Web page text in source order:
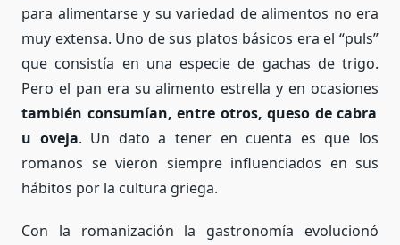
para alimentarse y su variedad de alimentos no era
muy extensa. Uno de sus platos básicos era el “puls”
que consistía en una especie de gachas de trigo.
Pero el pan era su alimento estrella y en ocasiones
también consumían, entre otros, queso de cabra
u oveja. Un dato a tener en cuenta es que los
romanos se vieron siempre influenciados en sus
hábitos por la cultura griega.
Con la romanización la gastronomía evolucionó